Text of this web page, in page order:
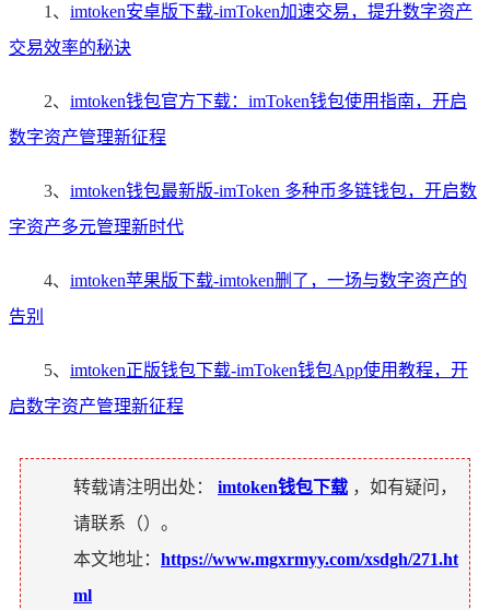
1、 imtoken安卓版下载-imToken加速交易，提升数字资产
交易效率的秘诀
2、 imtoken钱包官方下载：imToken钱包使用指南，开启
数字资产管理新征程
3、 imtoken钱包最新版-imToken 多种币多链钱包，开启数
字资产多元管理新时代
4、 imtoken苹果版下载-imtoken删了，一场与数字资产的
告别
5、 imtoken正版钱包下载-imToken钱包App使用教程，开
启数字资产管理新征程
转载请注明出处： imtoken钱包下载 ，如有疑问，
请联系（）。
本文地址： https://www.mgxrmyy.com/xsdgh/271.ht
ml